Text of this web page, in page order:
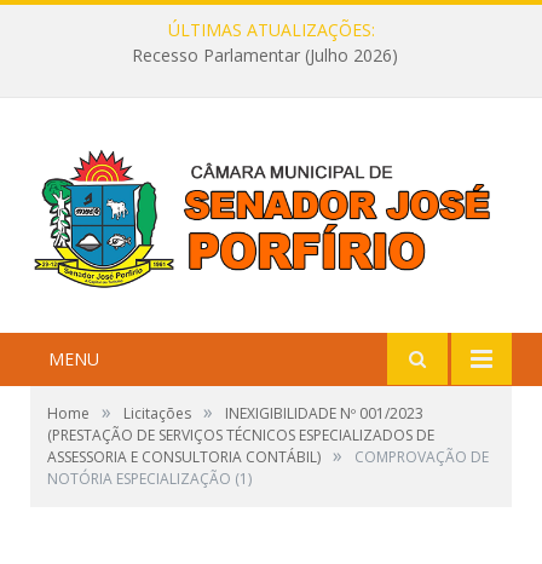
ÚLTIMAS ATUALIZAÇÕES:
Recesso Parlamentar (Julho 2026)
MENU
Home » Licitações »
INEXIGIBILIDADE Nº 001/2023
(PRESTAÇÃO DE SERVIÇOS TÉCNICOS ESPECIALIZADOS DE
ASSESSORIA E CONSULTORIA CONTÁBIL) »
COMPROVAÇÃO DE
NOTÓRIA ESPECIALIZAÇÃO (1)